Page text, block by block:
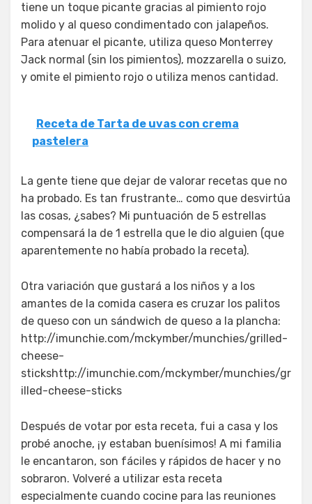
tiene un toque picante gracias al pimiento rojo
molido y al queso condimentado con jalapeños.
Para atenuar el picante, utiliza queso Monterrey
Jack normal (sin los pimientos), mozzarella o suizo,
y omite el pimiento rojo o utiliza menos cantidad.
Receta de Tarta de uvas con crema
pastelera
La gente tiene que dejar de valorar recetas que no
ha probado. Es tan frustrante… como que desvirtúa
las cosas, ¿sabes? Mi puntuación de 5 estrellas
compensará la de 1 estrella que le dio alguien (que
aparentemente no había probado la receta).
Otra variación que gustará a los niños y a los
amantes de la comida casera es cruzar los palitos
de queso con un sándwich de queso a la plancha:
http://imunchie.com/mckymber/munchies/grilled-
cheese-
stickshttp://imunchie.com/mckymber/munchies/gr
illed-cheese-sticks
Después de votar por esta receta, fui a casa y los
probé anoche, ¡y estaban buenísimos! A mi familia
le encantaron, son fáciles y rápidos de hacer y no
sobraron. Volveré a utilizar esta receta
especialmente cuando cocine para las reuniones